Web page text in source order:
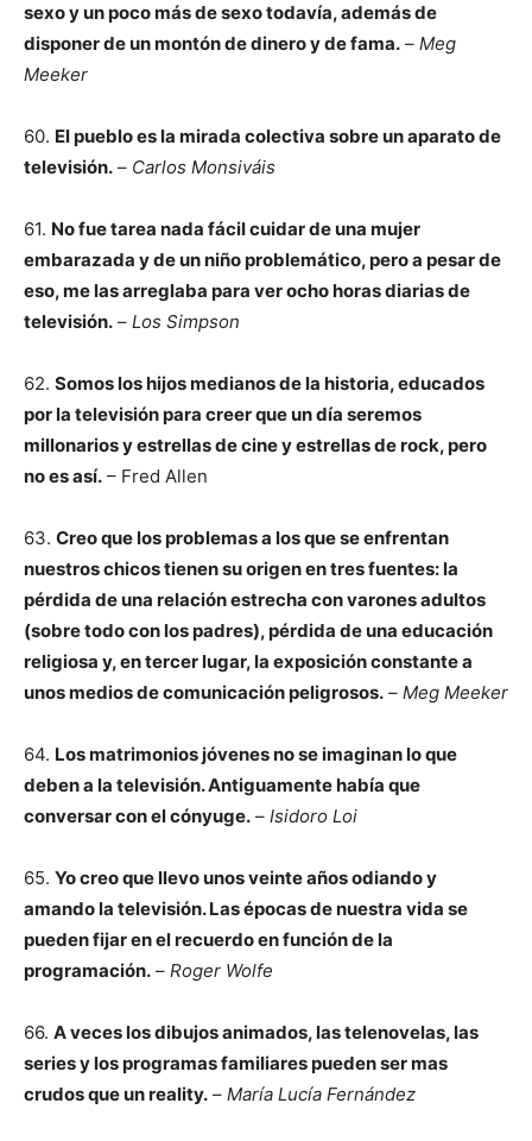
sexo y un poco más de sexo todavía, además de
disponer de un montón de dinero y de fama. – Meg
Meeker
60. El pueblo es la mirada colectiva sobre un aparato de
televisión. – Carlos Monsiváis
61. No fue tarea nada fácil cuidar de una mujer
embarazada y de un niño problemático, pero a pesar de
eso, me las arreglaba para ver ocho horas diarias de
televisión. – Los Simpson
62. Somos los hijos medianos de la historia, educados
por la televisión para creer que un día seremos
millonarios y estrellas de cine y estrellas de rock, pero
no es así. – Fred Allen
63. Creo que los problemas a los que se enfrentan
nuestros chicos tienen su origen en tres fuentes: la
pérdida de una relación estrecha con varones adultos
(sobre todo con los padres), pérdida de una educación
religiosa y, en tercer lugar, la exposición constante a
unos medios de comunicación peligrosos. – Meg Meeker
64. Los matrimonios jóvenes no se imaginan lo que
deben a la televisión. Antiguamente había que
conversar con el cónyuge. – Isidoro Loi
65. Yo creo que llevo unos veinte años odiando y
amando la televisión. Las épocas de nuestra vida se
pueden fijar en el recuerdo en función de la
programación. – Roger Wolfe
66. A veces los dibujos animados, las telenovelas, las
series y los programas familiares pueden ser mas
crudos que un reality. – María Lucía Fernández